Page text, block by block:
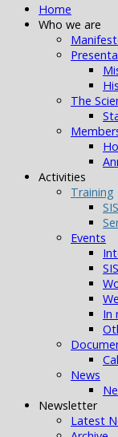
Home
Who we are
The
Activities
Training
Events
In
News
Newsletter
Latest